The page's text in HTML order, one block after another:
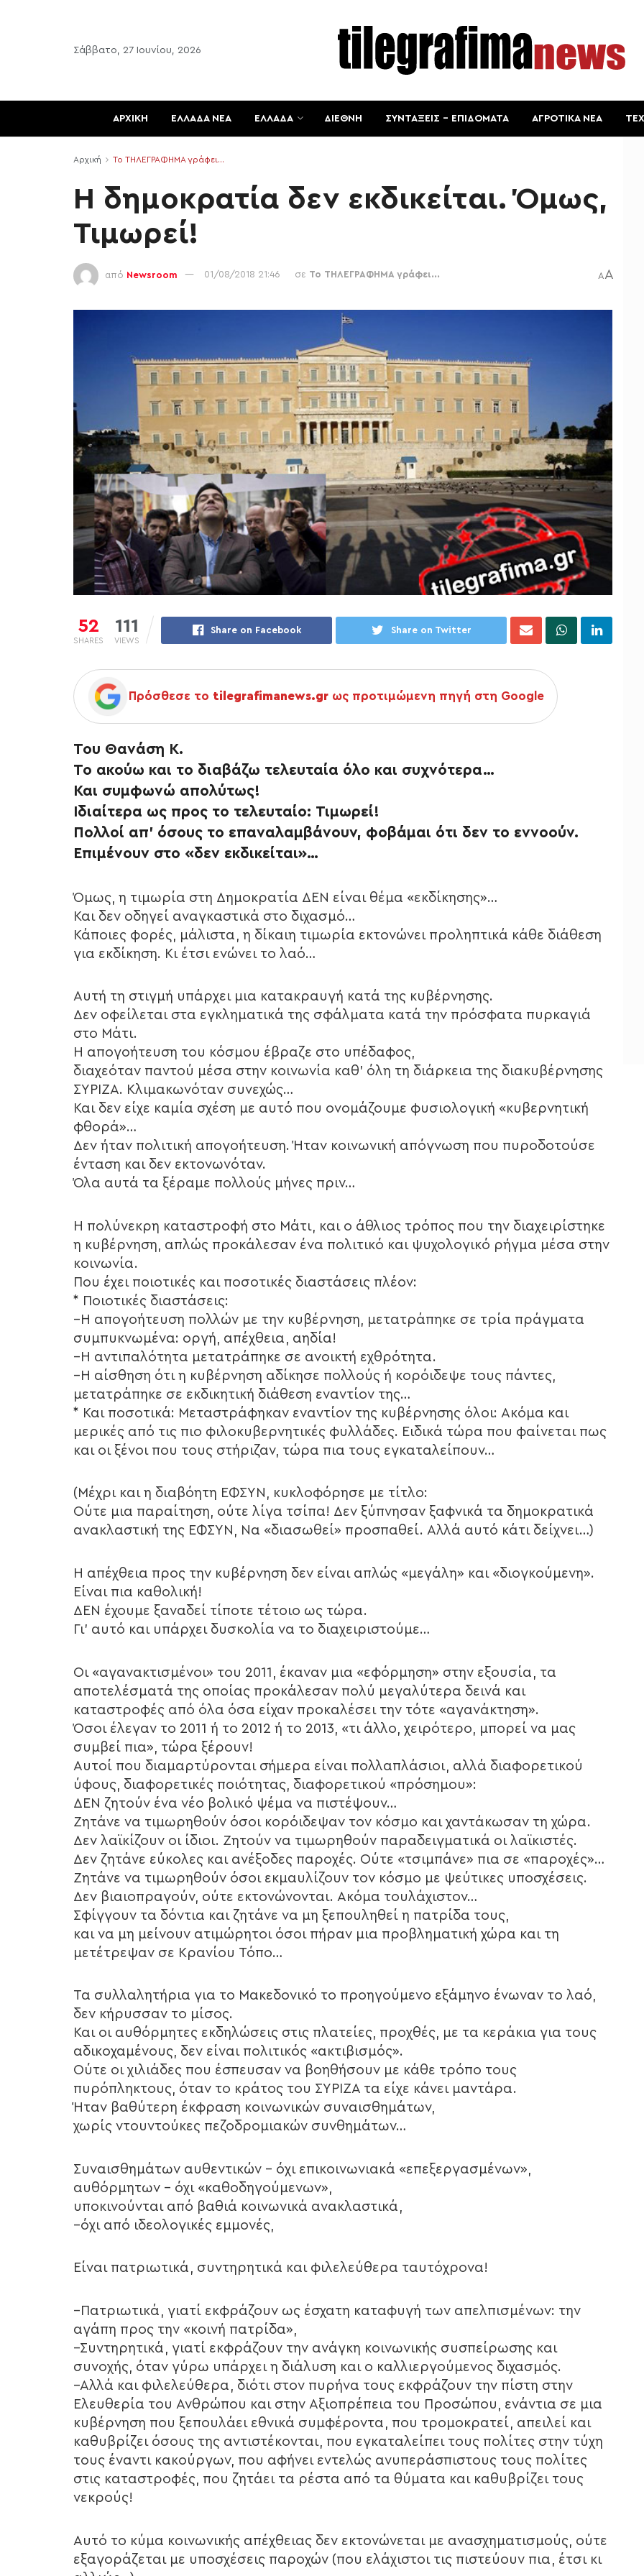
Σάββατο, 27 Ιουνίου, 2026
ΑΡΧΙΚΗ ΕΛΛΑΔΑ ΝΕΑ ΕΛΛΑΔΑ ΔΙΕΘΝΗ ΣΥΝΤΑΞΕΙΣ – ΕΠΙΔΟΜΑΤΑ ΑΓΡΟΤΙΚΑ ΝΕΑ
Αρχική Το ΤΗΛΕΓΡΑΦΗΜΑ γράφει...
Η δημοκρατία δεν εκδικείται. Όμως,
Τιμωρεί!
από Newsroom 01/08/2018 21:46 σε Το ΤΗΛΕΓΡΑΦΗΜΑ γράφει... AA
52
SHARES
111
VIEWS
Share on Facebook Share on Twitter
Πρόσθεσε το tilegrafimanews.gr ως προτιμώμενη πηγή στη Google
Του Θανάση Κ.
Το ακούω και το διαβάζω τελευταία όλο και συχνότερα…
Και συμφωνώ απολύτως!
Ιδιαίτερα ως προς το τελευταίο: Τιμωρεί!
Πολλοί απ’ όσους το επαναλαμβάνουν, φοβάμαι ότι δεν το εννοούν.
Επιμένουν στο «δεν εκδικείται»…
Όμως, η τιμωρία στη Δημοκρατία ΔΕΝ είναι θέμα «εκδίκησης»…
Και δεν οδηγεί αναγκαστικά στο διχασμό…
Κάποιες φορές, μάλιστα, η δίκαιη τιμωρία εκτονώνει προληπτικά κάθε διάθεση
για εκδίκηση. Κι έτσι ενώνει το λαό…
Αυτή τη στιγμή υπάρχει μια κατακραυγή κατά της κυβέρνησης.
Δεν οφείλεται στα εγκληματικά της σφάλματα κατά την πρόσφατα πυρκαγιά
στο Μάτι.
Η απογοήτευση του κόσμου έβραζε στο υπέδαφος,
διαχεόταν παντού μέσα στην κοινωνία καθ’ όλη τη διάρκεια της διακυβέρνησης
ΣΥΡΙΖΑ. Κλιμακωνόταν συνεχώς…
Και δεν είχε καμία σχέση με αυτό που ονομάζουμε φυσιολογική «κυβερνητική
φθορά»…
Δεν ήταν πολιτική απογοήτευση. Ήταν κοινωνική απόγνωση που πυροδοτούσε
ένταση και δεν εκτονωνόταν.
Όλα αυτά τα ξέραμε πολλούς μήνες πριν…
Η πολύνεκρη καταστροφή στο Μάτι, και ο άθλιος τρόπος που την διαχειρίστηκε
η κυβέρνηση, απλώς προκάλεσαν ένα πολιτικό και ψυχολογικό ρήγμα μέσα στην
κοινωνία.
Που έχει ποιοτικές και ποσοτικές διαστάσεις πλέον:
* Ποιοτικές διαστάσεις:
–Η απογοήτευση πολλών με την κυβέρνηση, μετατράπηκε σε τρία πράγματα
συμπυκνωμένα: οργή, απέχθεια, αηδία!
–Η αντιπαλότητα μετατράπηκε σε ανοικτή εχθρότητα.
–Η αίσθηση ότι η κυβέρνηση αδίκησε πολλούς ή κορόιδεψε τους πάντες,
μετατράπηκε σε εκδικητική διάθεση εναντίον της…
* Και ποσοτικά: Μεταστράφηκαν εναντίον της κυβέρνησης όλοι: Ακόμα και
μερικές από τις πιο φιλοκυβερνητικές φυλλάδες. Ειδικά τώρα που φαίνεται πως
και οι ξένοι που τους στήριζαν, τώρα πια τους εγκαταλείπουν…
(Μέχρι και η διαβόητη ΕΦΣΥΝ, κυκλοφόρησε με τίτλο:
Ούτε μια παραίτηση, ούτε λίγα τσίπα! Δεν ξύπνησαν ξαφνικά τα δημοκρατικά
ανακλαστική της ΕΦΣΥΝ, Να «διασωθεί» προσπαθεί. Αλλά αυτό κάτι δείχνει…)
Η απέχθεια προς την κυβέρνηση δεν είναι απλώς «μεγάλη» και «διογκούμενη».
Είναι πια καθολική!
ΔΕΝ έχουμε ξαναδεί τίποτε τέτοιο ως τώρα.
Γι’ αυτό και υπάρχει δυσκολία να το διαχειριστούμε…
Οι «αγανακτισμένοι» του 2011, έκαναν μια «εφόρμηση» στην εξουσία, τα
αποτελέσματά της οποίας προκάλεσαν πολύ μεγαλύτερα δεινά και
καταστροφές από όλα όσα είχαν προκαλέσει την τότε «αγανάκτηση».
Όσοι έλεγαν το 2011 ή το 2012 ή το 2013, «τι άλλο, χειρότερο, μπορεί να μας
συμβεί πια», τώρα ξέρουν!
Αυτοί που διαμαρτύρονται σήμερα είναι πολλαπλάσιοι, αλλά διαφορετικού
ύφους, διαφορετικές ποιότητας, διαφορετικού «πρόσημου»:
ΔΕΝ ζητούν ένα νέο βολικό ψέμα να πιστέψουν…
Ζητάνε να τιμωρηθούν όσοι κορόιδεψαν τον κόσμο και χαντάκωσαν τη χώρα.
Δεν λαϊκίζουν οι ίδιοι. Ζητούν να τιμωρηθούν παραδειγματικά οι λαϊκιστές.
Δεν ζητάνε εύκολες και ανέξοδες παροχές. Ούτε «τσιμπάνε» πια σε «παροχές»…
Ζητάνε να τιμωρηθούν όσοι εκμαυλίζουν τον κόσμο με ψεύτικες υποσχέσεις.
Δεν βιαιοπραγούν, ούτε εκτονώνονται. Ακόμα τουλάχιστον…
Σφίγγουν τα δόντια και ζητάνε να μη ξεπουληθεί η πατρίδα τους,
και να μη μείνουν ατιμώρητοι όσοι πήραν μια προβληματική χώρα και τη
μετέτρεψαν σε Κρανίου Τόπο…
Τα συλλαλητήρια για το Μακεδονικό το προηγούμενο εξάμηνο ένωναν το λαό,
δεν κήρυσσαν το μίσος.
Και οι αυθόρμητες εκδηλώσεις στις πλατείες, προχθές, με τα κεράκια για τους
αδικοχαμένους, δεν είναι πολιτικός «ακτιβισμός».
Ούτε οι χιλιάδες που έσπευσαν να βοηθήσουν με κάθε τρόπο τους
πυρόπληκτους, όταν το κράτος του ΣΥΡΙΖΑ τα είχε κάνει μαντάρα.
Ήταν βαθύτερη έκφραση κοινωνικών συναισθημάτων,
χωρίς ντουντούκες πεζοδρομιακών συνθημάτων…
Συναισθημάτων αυθεντικών – όχι επικοινωνιακά «επεξεργασμένων»,
αυθόρμητων – όχι «καθοδηγούμενων»,
υποκινούνται από βαθιά κοινωνικά ανακλαστικά,
–όχι από ιδεολογικές εμμονές,
Είναι πατριωτικά, συντηρητικά και φιλελεύθερα ταυτόχρονα!
–Πατριωτικά, γιατί εκφράζουν ως έσχατη καταφυγή των απελπισμένων: την
αγάπη προς την «κοινή πατρίδα»,
–Συντηρητικά, γιατί εκφράζουν την ανάγκη κοινωνικής συσπείρωσης και
συνοχής, όταν γύρω υπάρχει η διάλυση και ο καλλιεργούμενος διχασμός.
–Αλλά και φιλελεύθερα, διότι στον πυρήνα τους εκφράζουν την πίστη στην
Ελευθερία του Ανθρώπου και στην Αξιοπρέπεια του Προσώπου, ενάντια σε μια
κυβέρνηση που ξεπουλάει εθνικά συμφέροντα, που τρομοκρατεί, απειλεί και
καθυβρίζει όσους της αντιστέκονται, που εγκαταλείπει τους πολίτες στην τύχη
τους έναντι κακούργων, που αφήνει εντελώς ανυπεράσπιστους τους πολίτες
στις καταστροφές, που ζητάει τα ρέστα από τα θύματα και καθυβρίζει τους
νεκρούς!
Αυτό το κύμα κοινωνικής απέχθειας δεν εκτονώνεται με ανασχηματισμούς, ούτε
εξαγοράζεται με υποσχέσεις παροχών (που ελάχιστοι τις πιστεύουν πια, έτσι κι